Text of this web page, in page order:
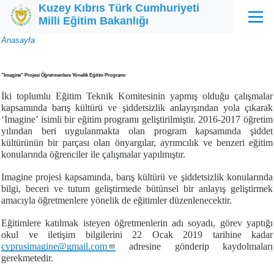
Ana içeriğe atla
Kuzey Kıbrıs Türk Cumhuriyeti
Milli Eğitim Bakanlığı
Menü
Sayfa
Anasayfa
"Imagine" Projesi Öğretmenlere Yönelik Eğitim Programı
İki toplumlu Eğitim Teknik Komitesinin yapmış olduğu çalışmalar
kapsamındabarış kültürü ve şiddetsizlik anlayışından yola çıkarak
‘Imagine’ isimli bir eğitim programı geliştirilmiştir. 2016-2017 öğretim
yılından beri uygulanmakta olan program kapsamında şiddet
kültürünün bir parçası olan önyargılar, ayrımcılık ve benzeri eğitim
konularında öğrenciler ile çalışmalar yapılmıştır.
Imagine projesi kapsamında, barış kültürü ve şiddetsizlik konularında
bilgi, beceri ve tutum geliştirmede bütünsel bir anlayış geliştirmek
amacıyla öğretmenlere yönelik de eğitimler düzenlenecektir.
Eğitimlere katılmak isteyen öğretmenlerin adı soyadı, görev yaptığı
okul ve iletişim bilgilerini 22 Ocak 2019 tarihine kadar
cyprusimagine@gmail.com
adresine gönderip kaydolmaları
gerekmetedir.